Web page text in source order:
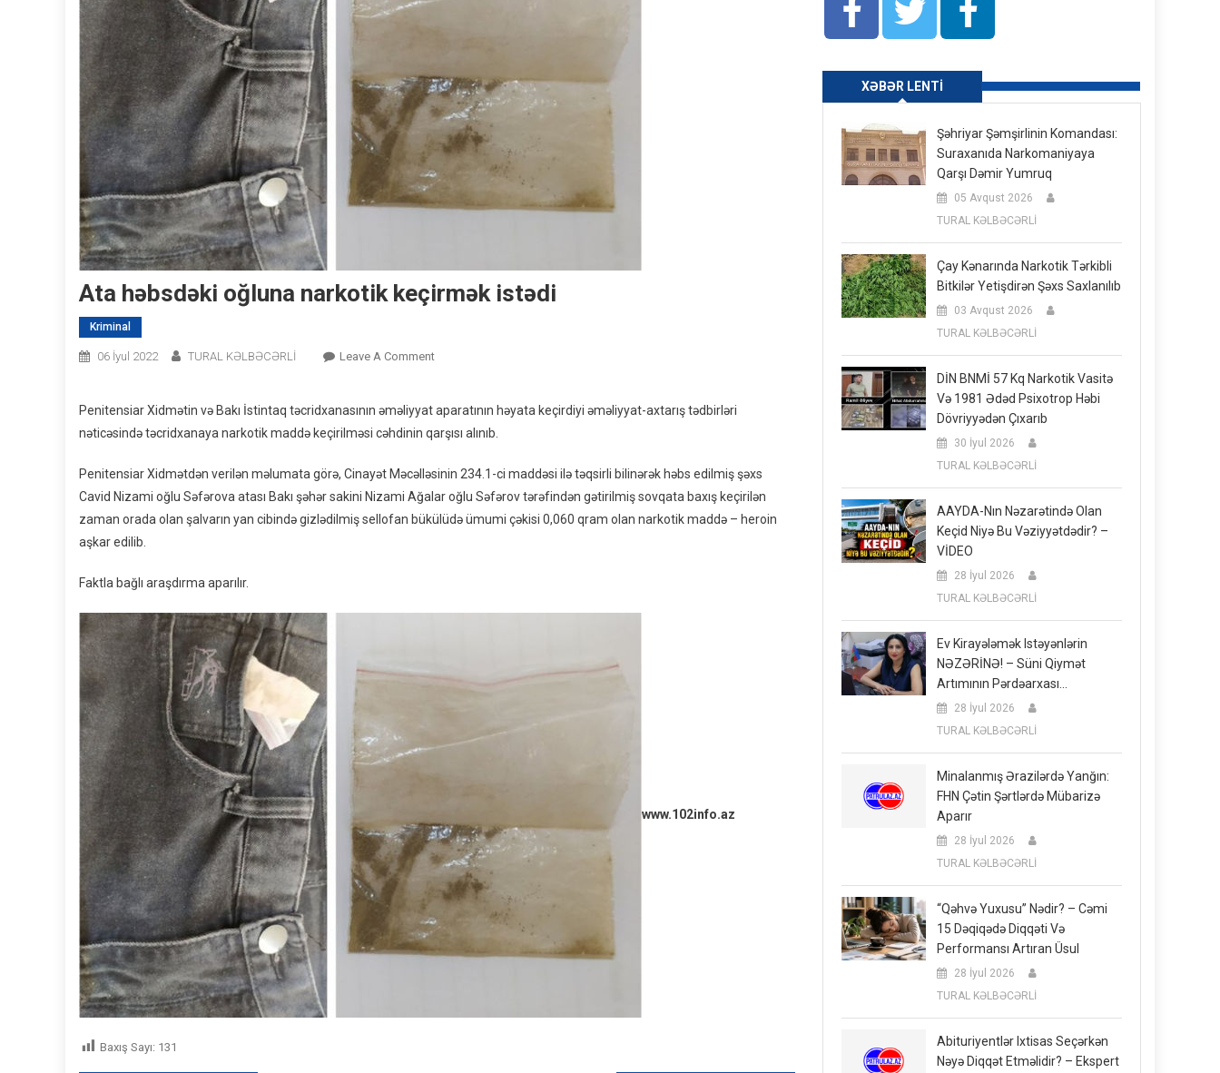
Ata həbsdəki oğluna narkotik keçirmək istədi
Kriminal
06 İyul 2022 TURAL KƏLBƏCƏRLİ Leave A CommentOn
Oğluna
Narkotik
Istədi
Penitensiar Xidmətin və Bakı İstintaq təcridxanasının əməliyyat aparatının həyata keçirdiyi əməliyyat-axtarış tədbirləri
nəticəsində təcridxanaya narkotik maddə keçirilməsi cəhdinin qarşısı alınıb.
Penitensiar Xidmətdən verilən məlumata görə, Cinayət Məcəlləsinin 234.1-ci maddəsi ilə təqsirli bilinərək həbs edilmiş şəxs
Cavid Nizami oğlu Səfərova atası Bakı şəhər sakini Nizami Ağalar oğlu Səfərov tərəfindən gətirilmiş sovqata baxış keçirilən
zaman orada olan şalvarın yan cibində gizlədilmiş sellofan bükülüdə ümumi çəkisi 0,060 qram olan narkotik maddə – heroin
aşkar edilib.
Faktla bağlı araşdırma aparılır.
www.102info.az
Baxış Sayı: 131
XƏBƏR LENTI
Şəhriyar Şəmşirlinin Komandası:
Suraxanıda Narkomaniyaya
Qarşı Dəmir Yumruq
05 Avqust 2026
TURAL KƏLBƏCƏRLİ
Çay Kənarında Narkotik Tərkibli
Bitkilər Yetişdirən Şəxs Saxlanılıb
03 Avqust 2026
TURAL KƏLBƏCƏRLİ
DİN BNMİ 57 Kq Narkotik Vasitə
Və 1981 Ədəd Psixotrop Həbi
Dövriyyədən Çıxarıb
30 İyul 2026
TURAL KƏLBƏCƏRLİ
AAYDA-Nın Nəzarətində Olan
Keçid Niyə Bu Vəziyyətdədir? –
VİDEO
28 İyul 2026
TURAL KƏLBƏCƏRLİ
Ev Kirayələmək Istəyənlərin
NƏZƏRİNƏ! – Süni Qiymət
Artımının Pərdəarxası…
28 İyul 2026
TURAL KƏLBƏCƏRLİ
Minalanmış Ərazilərdə Yanğın:
FHN Çətin Şərtlərdə Mübarizə
Aparır
28 İyul 2026
TURAL KƏLBƏCƏRLİ
“Qəhvə Yuxusu” Nədir? – Cəmi
15 Dəqiqədə Diqqəti Və
Performansı Artıran Üsul
28 İyul 2026
TURAL KƏLBƏCƏRLİ
Abituriyentlər Ixtisas Seçərkən
Nəyə Diqqət Etməlidir? – Ekspert